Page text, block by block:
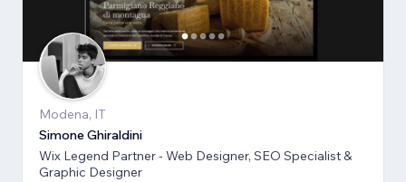
Modena, IT
Simone Ghiraldini
Wix Legend Partner - Web Designer, SEO Specialist &
Graphic Designer